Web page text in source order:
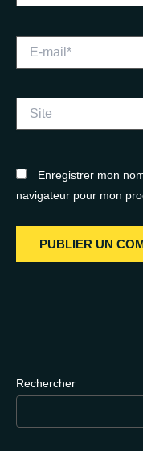
mail*
Enregistrer mon
navigateur pour mon
Rechercher